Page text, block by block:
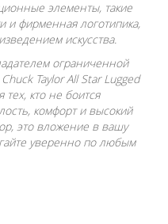
элементы, такие
и фирменная логотипика,
искусства.
ограниченной
Taylor All Star Lugged
кто не боится
комфорт и высокий
это вложение в вашу
уверенно по любым